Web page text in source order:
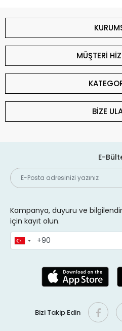
MÜŞTERİ
BİZE
E-
Kampanya, duyuru ve
için kayıt olun.
Bizi Takip Edin